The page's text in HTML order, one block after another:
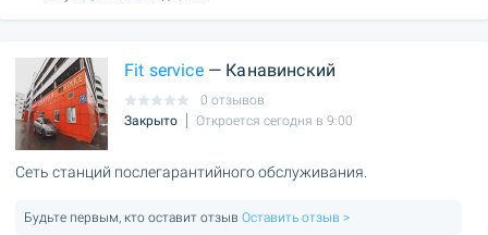
Fit service— Канавинский
0 отзывов
Закрыто
Откроется сегодня в 9:00
Сеть станций послегарантийного обслуживания.
Будьте первым, кто оставит отзыв Оставить отзыв >